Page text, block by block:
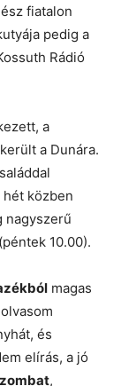
fiatalon
pedig a
Rádió
a
a Dunára.
közben
nagyszerű
10.00).
magas
és
elírás, a jó
,